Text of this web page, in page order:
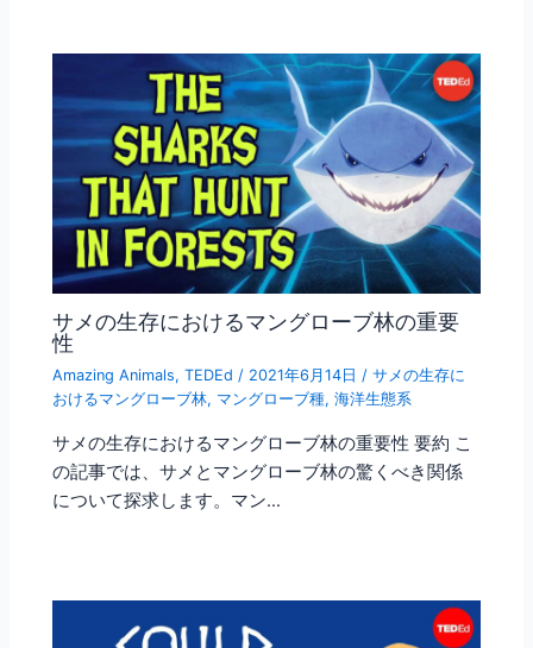
サメの生存におけるマングローブ林の重要
性
Amazing Animals,TEDEd / 2021年6月14日/サメの生存に
おけるマングローブ林, マングローブ種,海洋生態系
サメの生存におけるマングローブ林の重要性 要約 こ
の記事では、サメとマングローブ林の驚くべき関係
について探求します。マン…